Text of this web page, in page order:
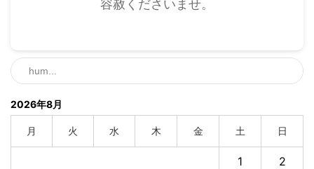
容赦くださいませ。
2026年8月
月 火 水 木 金 土 日
1 2